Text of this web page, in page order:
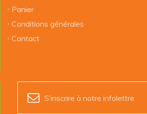
Panier
Conditions générales
Contact
S’inscrire à notre infolettre